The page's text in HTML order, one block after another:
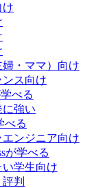
け
・ママ）向け
ンス向け
べる
に強い
べる
エンジニア向け
が学べる
学生向け
判